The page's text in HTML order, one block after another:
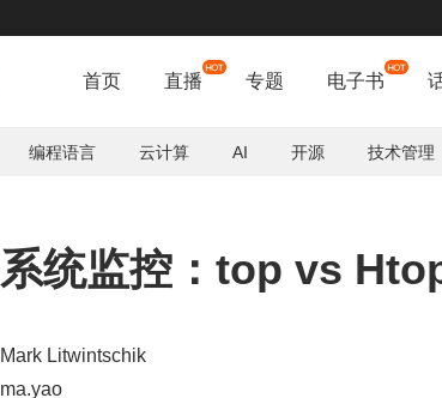
首页 直播 专题 电子书
编程语言 云计算 AI 开源 技术管理
系统监控：top vs
Mark Litwintschik
ma.yao